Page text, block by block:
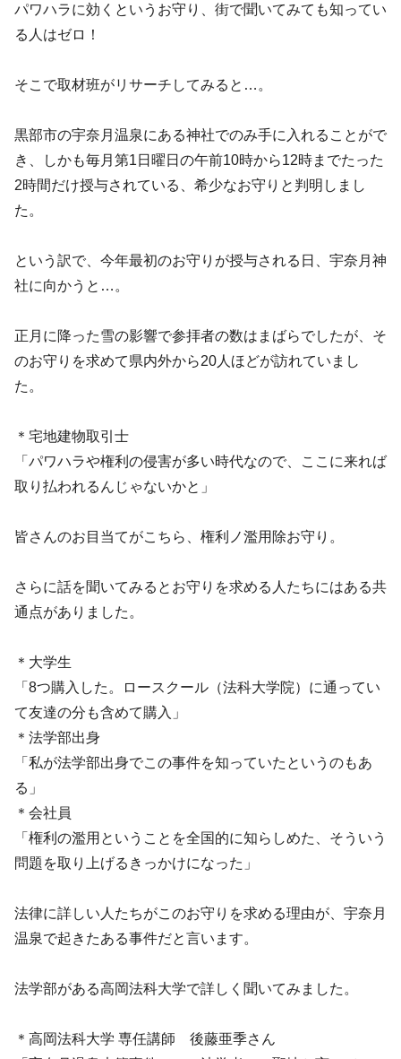
パワハラに効くというお守り、街で聞いてみても知ってい
る人はゼロ！
そこで取材班がリサーチしてみると…。
黒部市の宇奈月温泉にある神社でのみ手に入れることがで
き、しかも毎月第1日曜日の午前10時から12時までたった
2時間だけ授与されている、希少なお守りと判明しまし
た。
という訳で、今年最初のお守りが授与される日、宇奈月神
社に向かうと…。
正月に降った雪の影響で参拝者の数はまばらでしたが、そ
のお守りを求めて県内外から20人ほどが訪れていまし
た。
＊宅地建物取引士
「パワハラや権利の侵害が多い時代なので、ここに来れば
取り払われるんじゃないかと」
皆さんのお目当てがこちら、権利ノ濫用除お守り。
さらに話を聞いてみるとお守りを求める人たちにはある共
通点がありました。
＊大学生
「8つ購入した。ロースクール（法科大学院）に通ってい
て友達の分も含めて購入」
＊法学部出身
「私が法学部出身でこの事件を知っていたというのもあ
る」
＊会社員
「権利の濫用ということを全国的に知らしめた、そういう
問題を取り上げるきっかけになった」
法律に詳しい人たちがこのお守りを求める理由が、宇奈月
温泉で起きたある事件だと言います。
法学部がある高岡法科大学で詳しく聞いてみました。
＊高岡法科大学 専任講師 後藤亜季さん